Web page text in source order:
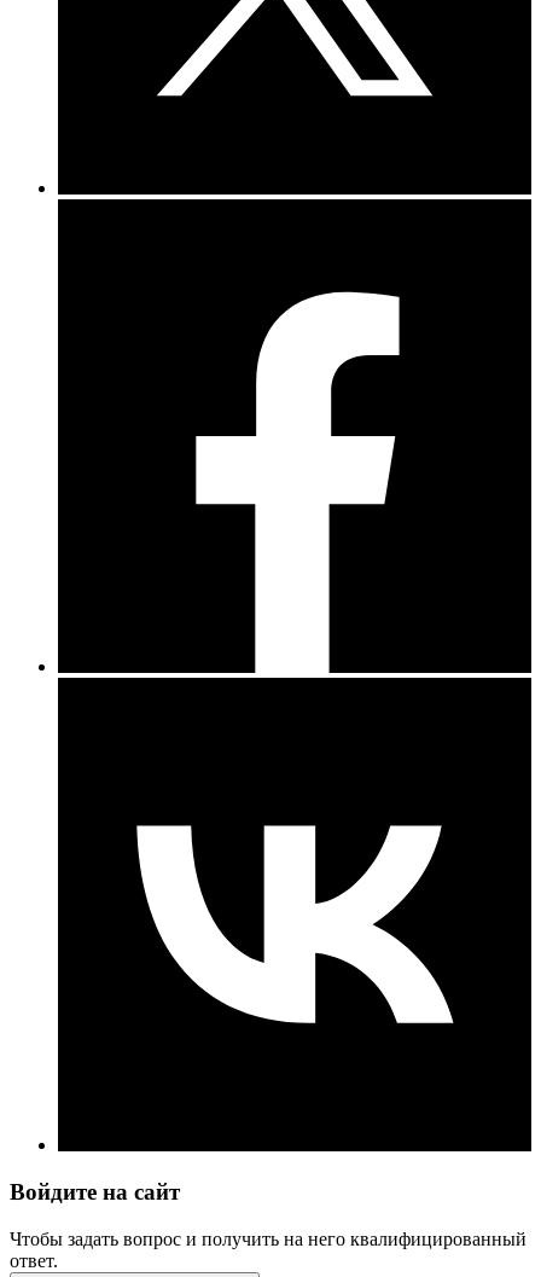
Войдите на сайт
Чтобы задать вопрос и получить на него квалифицированный
ответ.